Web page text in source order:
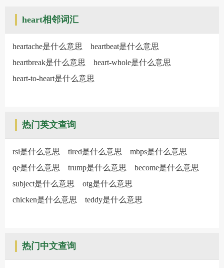
heart相邻词汇
heartache是什么意思
heartbeat是什么意思
heartbreak是什么意思
heart-whole是什么意思
heart-to-heart是什么意思
热门英文查询
rsi是什么意思 tired是什么意思
mbps是什么意思
qe是什么意思
trump是什么意思
become是什么意思
subject是什么意思
otg是什么意思
chicken是什么意思
teddy是什么意思
热门中文查询